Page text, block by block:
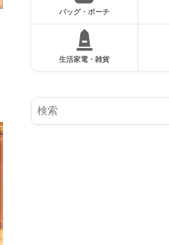
バッグ・ポーチ
生活家電・雑貨